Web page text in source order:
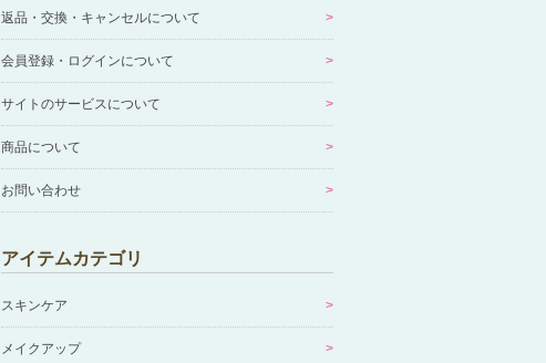
返品・交換・キャンセルについて
会員登録・ログインについて
サイトのサービスについて
商品について
お問い合わせ
アイテムカテゴリ
スキンケア
メイクアップ